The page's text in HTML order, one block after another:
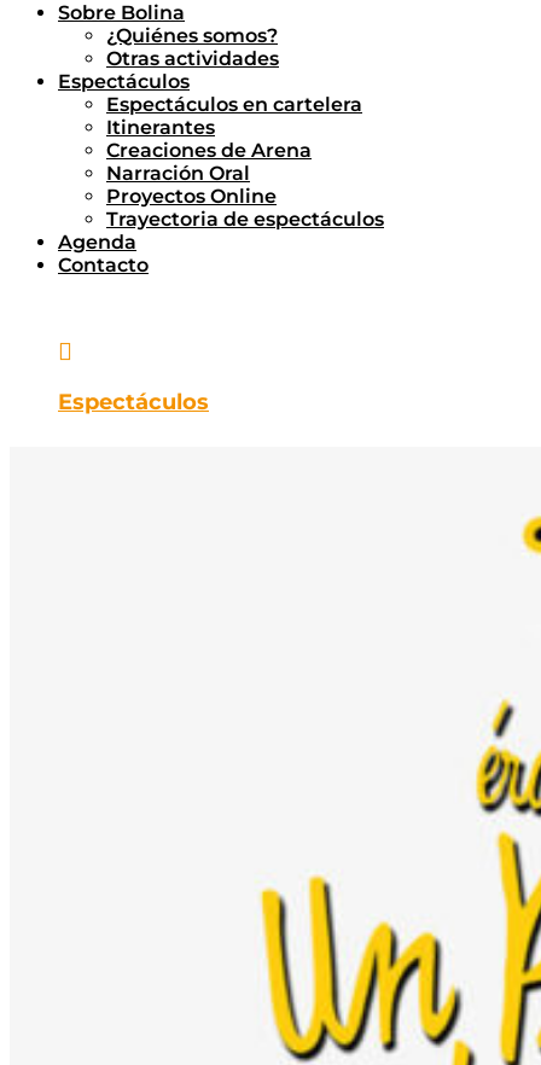
Sobre Bolina
¿Quiénes somos?
Otras actividades
Espectáculos
Espectáculos en cartelera
Itinerantes
Creaciones de Arena
Narración Oral
Proyectos Online
Trayectoria de espectáculos
Agenda
Contacto

Espectáculos